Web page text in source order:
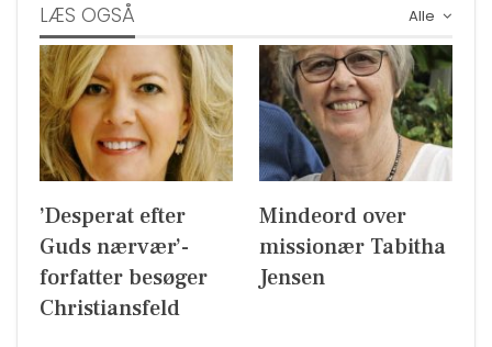
Alle
LÆS OGSÅ
’Desperat efter
Guds nærvær’-
forfatter besøger
Christiansfeld
Mindeord over
missionær Tabitha
Jensen